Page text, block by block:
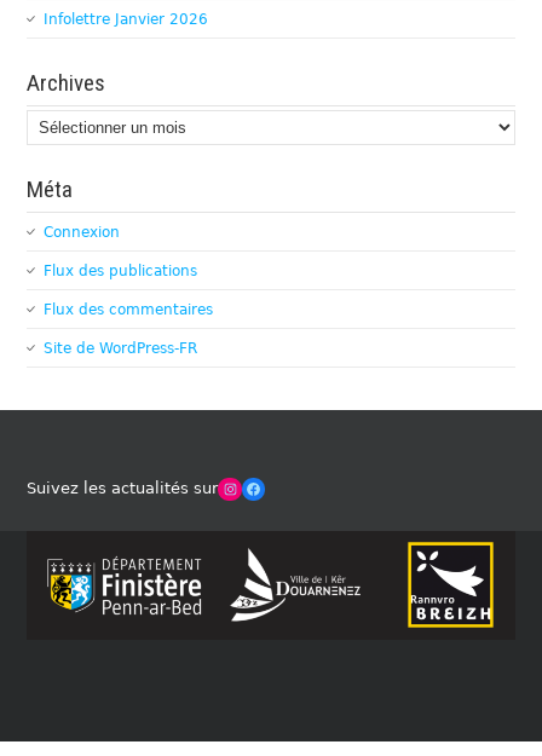
Infolettre Janvier 2026
Archives
Archives
Méta
Connexion
Flux des publications
Flux des commentaires
Site de WordPress-FR
Suivez les actualités surWinches Club OfficielFacebook